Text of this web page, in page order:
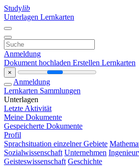
Studylib
Unterlagen Lernkarten
Anmeldung
Dokument hochladen Erstellen Lernkarten
×
Anmeldung
Lernkarten Sammlungen
Unterlagen
Letzte Aktivität
Meine Dokumente
Gespeicherte Dokumente
Profil
Sprachsituation einzelner Gebiete
Sozialwissenschaft Unternehmen
Geisteswissenschaft Geschichte